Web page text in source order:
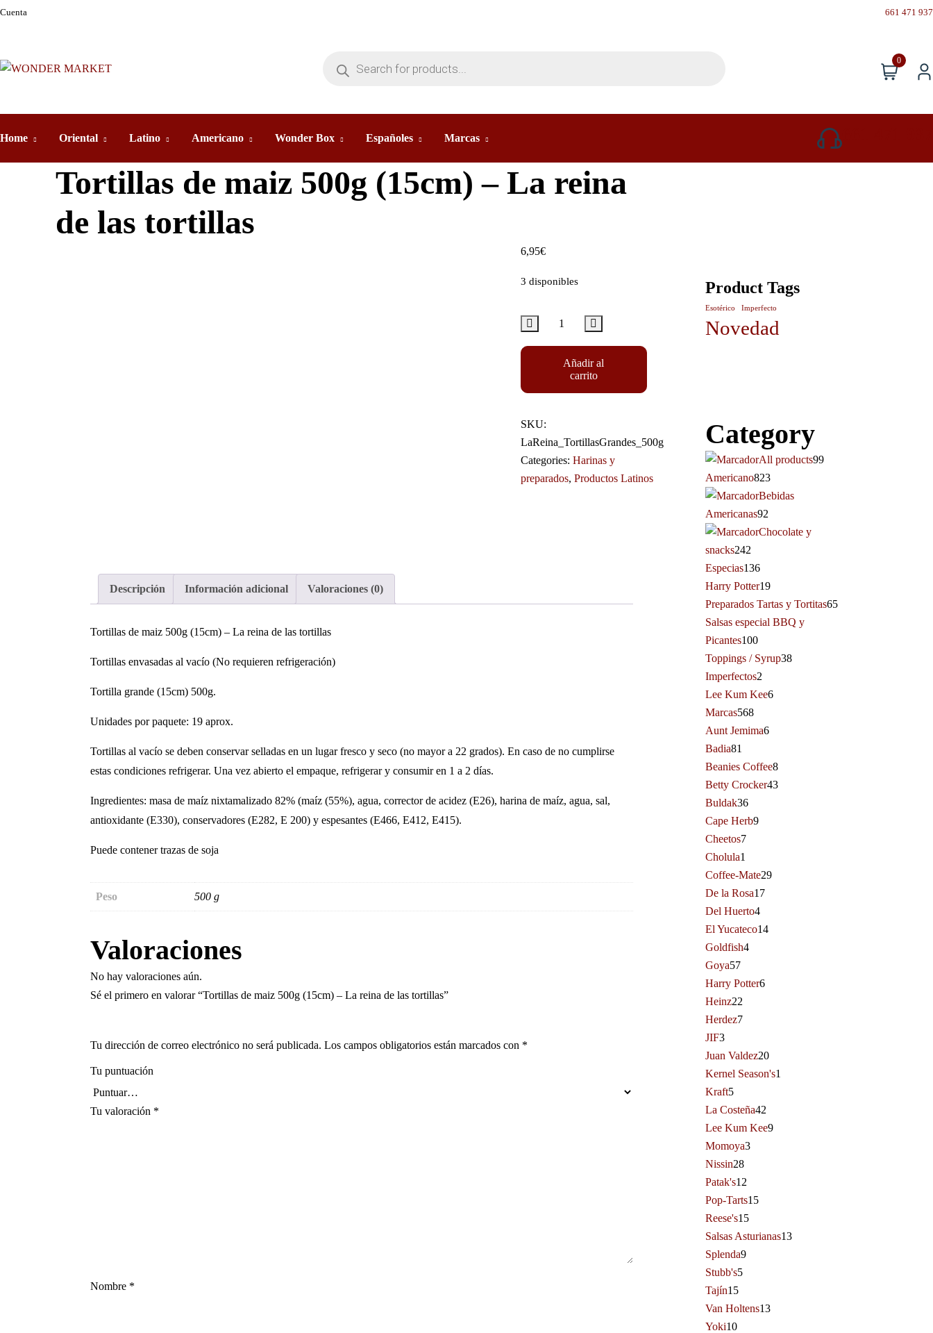
Cuenta 661 471 937
0
Home Oriental Latino Americano Wonder Box Españoles Marcas
Tortillas de maiz 500g (15cm) – La reina
de las tortillas
6,95€
3 disponibles
Añadir al
carrito
SKU:
LaReina_TortillasGrandes_500g
Categories: Harinas y
preparados, Productos Latinos
Descripción Información adicional Valoraciones (0)
Tortillas de maiz 500g (15cm) – La reina de las tortillas
Tortillas envasadas al vacío (No requieren refrigeración)
Tortilla grande (15cm) 500g.
Unidades por paquete: 19 aprox.
Tortillas al vacío se deben conservar selladas en un lugar fresco y seco (no mayor a 22 grados). En caso de no cumplirse
estas condiciones refrigerar. Una vez abierto el empaque, refrigerar y consumir en 1 a 2 días.
Ingredientes: masa de maíz nixtamalizado 82% (maíz (55%), agua, corrector de acidez (E26), harina de maíz, agua, sal,
antioxidante (E330), conservadores (E282, E 200) y espesantes (E466, E412, E415).
Puede contener trazas de soja
Peso 500 g
Valoraciones
No hay valoraciones aún.
Sé el primero en valorar “Tortillas de maiz 500g (15cm) – La reina de las tortillas”
Tu dirección de correo electrónico no será publicada. Los campos obligatorios están marcados con *
Tu puntuación
Tu valoración *
Nombre *
Product Tags
Esotérico Imperfecto
Novedad
Category
All products99
Americano823
Bebidas
Americanas92
Chocolate y
snacks242
Especias136
Harry Potter19
Preparados Tartas y Tortitas65
Salsas especial BBQ y
Picantes100
Toppings / Syrup38
Imperfectos2
Lee Kum Kee6
Marcas568
Aunt Jemima6
Badia81
Beanies Coffee8
Betty Crocker43
Buldak36
Cape Herb9
Cheetos7
Cholula1
Coffee-Mate29
De la Rosa17
Del Huerto4
El Yucateco14
Goldfish4
Goya57
Harry Potter6
Heinz22
Herdez7
JIF3
Juan Valdez20
Kernel Season's1
Kraft5
La Costeña42
Lee Kum Kee9
Momoya3
Nissin28
Patak's12
Pop-Tarts15
Reese's15
Salsas Asturianas13
Splenda9
Stubb's5
Tajín15
Van Holtens13
Yoki10